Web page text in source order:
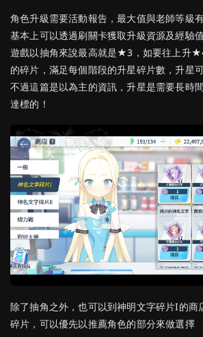
角色升級需要活動報告，最大值與老師等級
基本上可以透過刷關卡獲取升級資源及經驗
遊戲以抽角來說最高就是★3，如要往上升
的碎片，滿足每個階段的升星碎片數，升星
不過這篇是以為主的資訊，升星是需要長時
達標的！
除了抽角之外，也可以到神明文字碎片I的商
碎片，可以優先以推薦角色的部分來做選擇